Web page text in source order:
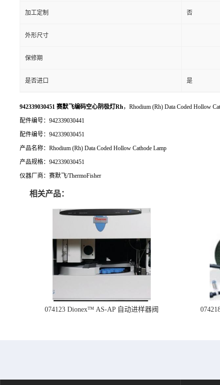
加工定制 否
外形尺寸
保修期
是否进口 是
942339030451 赛默飞编码空心阴极灯Rh，Rhodium (Rh) Data Coded Hollow
配件编号：942339030441
配件编号：942339030451
产品名称：Rhodium (Rh) Data Coded Hollow Cathode Lamp
产品规格：942339030451
仪器厂商：赛默飞/ThermoFisher
相关产品：
074123 Dionex™ AS-AP 自动进样器阀